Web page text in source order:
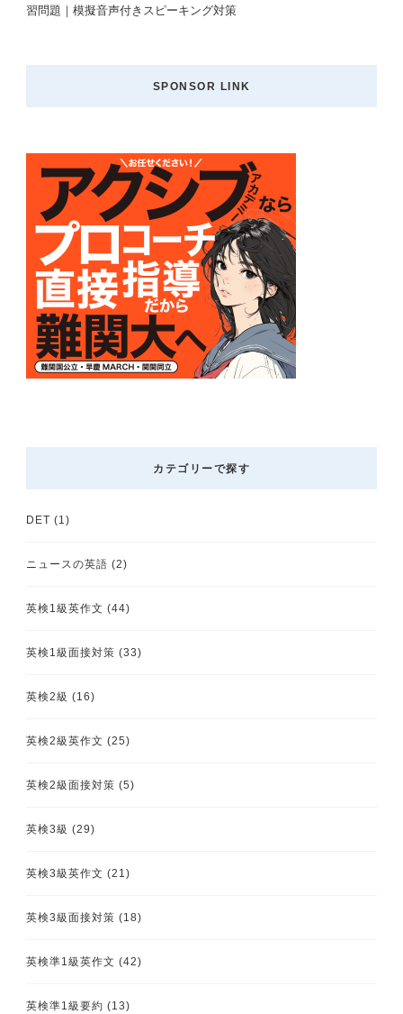
習問題｜模擬音声付きスピーキング対策
SPONSOR LINK
カテゴリーで探す
DET (1)
ニュースの英語 (2)
英検1級英作文 (44)
英検1級面接対策 (33)
英検2級 (16)
英検2級英作文 (25)
英検2級面接対策 (5)
英検3級 (29)
英検3級英作文 (21)
英検3級面接対策 (18)
英検準1級英作文 (42)
英検準1級要約 (13)